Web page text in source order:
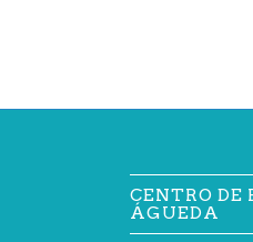
CENTRO DE
ÁGUEDA